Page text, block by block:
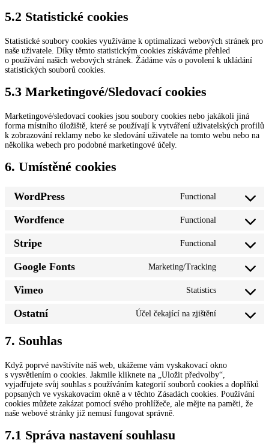
5.2 Statistické cookies
Statistické soubory cookies využíváme k optimalizaci webových stránek pro
naše uživatele. Díky těmto statistickým cookies získáváme přehled
o používání našich webových stránek. Žádáme vás o povolení k ukládání
statistických souborů cookies.
5.3 Marketingové/Sledovací cookies
Marketingové/sledovací cookies jsou soubory cookies nebo jakákoli jiná
forma místního úložiště, které se používají k vytváření uživatelských profilů
k zobrazování reklamy nebo ke sledování uživatele na tomto webu nebo na
několika webech pro podobné marketingové účely.
6. Umístěné cookies
WordPress Functional
Consent
service
Wordfence Functional
Consent
service
Stripe Functional
Consent
service
Google Fonts Marketing/Tracking
Consent
service
Vimeo Statistics
Consent
service
Ostatní Účel čekající na zjištění
Consent
7. Souhlas
Když poprvé navštívíte náš web, ukážeme vám vyskakovací okno
s vysvětlením o cookies. Jakmile kliknete na „Uložit předvolby“,
vyjadřujete svůj souhlas s používáním kategorií souborů cookies a doplňků
popsaných ve vyskakovacím okně a v těchto Zásadách cookies. Používání
cookies můžete zakázat pomocí svého prohlížeče, ale mějte na paměti, že
naše webové stránky již nemusí fungovat správně.
7.1 Správa nastavení souhlasu